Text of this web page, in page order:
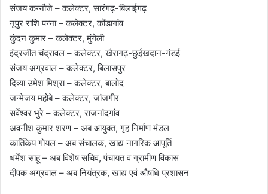
संजय कन्नौजे – कलेक्टर, सारंगढ़-बिलाईगढ़
नूपुर राशि पन्ना – कलेक्टर, कोंडागांव
कुंदन कुमार – कलेक्टर, मुंगेली
इंद्रजीत चंद्रावल – कलेक्टर, खैरागढ़-छुईखदान-गंडई
संजय अग्रवाल – कलेक्टर, बिलासपुर
दिव्या उमेश मिश्रा – कलेक्टर, बालोद
जन्मेजय महोबे – कलेक्टर, जांजगीर
सर्वेश्वर भुरे – कलेक्टर, राजनांदगांव
अवनीश कुमार शरण – अब आयुक्त, गृह निर्माण मंडल
कार्तिकेय गोयल – अब संचालक, खाद्य नागरिक आपूर्ति
धर्मेश साहू – अब विशेष सचिव, पंचायत व ग्रामीण विकास
दीपक अग्रवाल – अब नियंत्रक, खाद्य एवं औषधि प्रशासन